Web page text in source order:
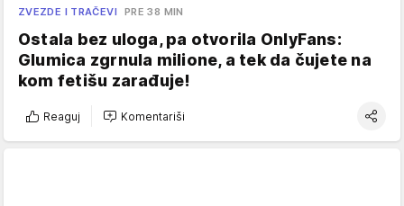
ZVEZDE I TRAČEVI PRE 38 MIN
Ostala bez uloga, pa otvorila OnlyFans:
Glumica zgrnula milione, a tek da čujete na
kom fetišu zarađuje!
Reaguj Komentariši